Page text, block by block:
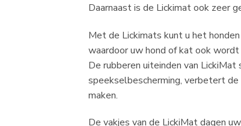
Daarnaast is de Lickimat ook zeer
Met de Lickimats kunt u het
waardoor uw hond of kat ook
De rubberen uiteinden van
speekselbescherming, verbetert
maken.
De vakjes van de LickiMat dagen